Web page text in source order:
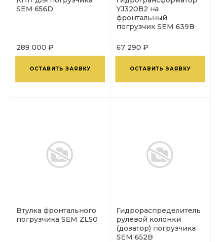
SEM 656D
289 000 ₽
ОСТАВИТЬ ЗАЯВКУ
YJ320B2 на
фронтальный
погрузчик SEM 639B
67 290 ₽
ОСТАВИТЬ ЗАЯВКУ
Втулка фронтального
погрузчика SEM ZL50
Гидрораспределитель
рулевой колонки
(дозатор) погрузчика
SEM 652B